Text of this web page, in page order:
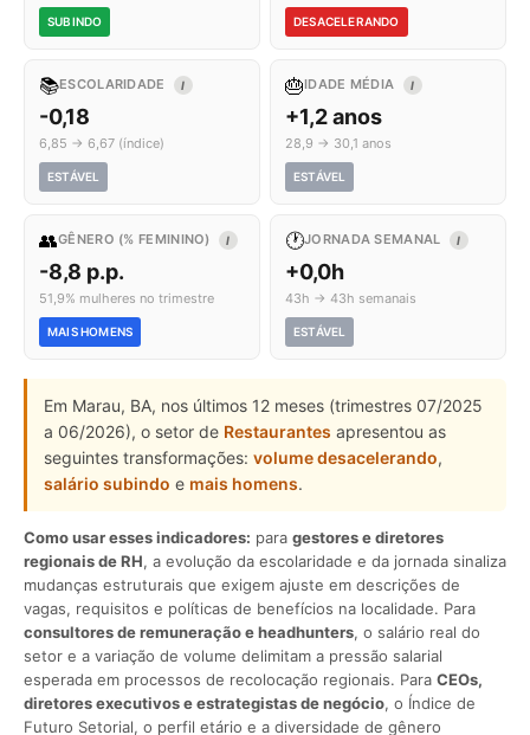
SUBINDO DESACELERANDO
📚ESCOLARIDADE I
-0,18
6,85 → 6,67 (índice)
ESTÁVEL
🎂IDADE MÉDIA I
+1,2 anos
28,9 → 30,1 anos
ESTÁVEL
👥GÊNERO (% FEMININO) I
-8,8 p.p.
51,9% mulheres no trimestre
MAIS HOMENS
🕐JORNADA SEMANAL I
+0,0h
43h → 43h semanais
ESTÁVEL
Em Marau, BA, nos últimos 12 meses (trimestres 07/2025
a 06/2026), o setor de Restaurantes apresentou as
seguintes transformações: volume desacelerando,
salário subindo e mais homens.
Como usar esses indicadores: para gestores e diretores
regionais de RH, a evolução da escolaridade e da jornada sinaliza
mudanças estruturais que exigem ajuste em descrições de
vagas, requisitos e políticas de benefícios na localidade. Para
consultores de remuneração e headhunters, o salário real do
setor e a variação de volume delimitam a pressão salarial
esperada em processos de recolocação regionais. Para CEOs,
diretores executivos e estrategistas de negócio, o Índice de
Futuro Setorial, o perfil etário e a diversidade de gênero